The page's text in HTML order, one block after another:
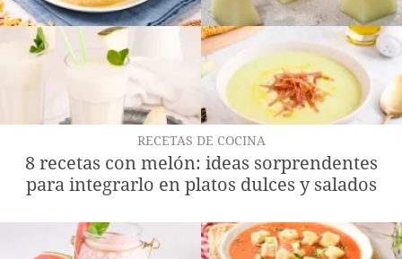
RECETAS DE COCINA
8 recetas con melón: ideas sorprendentes
para integrarlo en platos dulces y salados